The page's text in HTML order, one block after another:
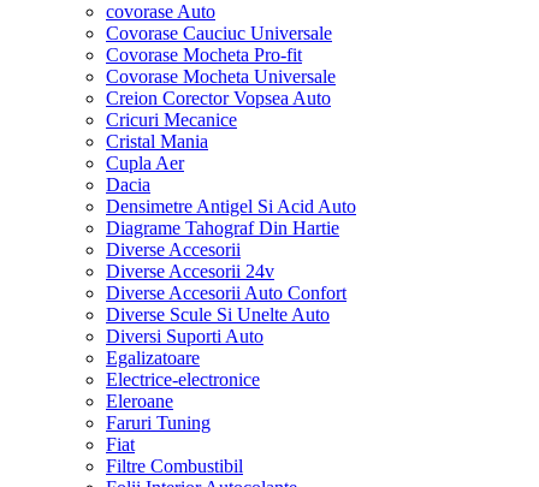
covorase Auto
Covorase Cauciuc Universale
Covorase Mocheta Pro-fit
Covorase Mocheta Universale
Creion Corector Vopsea Auto
Cricuri Mecanice
Cristal Mania
Cupla Aer
Dacia
Densimetre Antigel Si Acid Auto
Diagrame Tahograf Din Hartie
Diverse Accesorii
Diverse Accesorii 24v
Diverse Accesorii Auto Confort
Diverse Scule Si Unelte Auto
Diversi Suporti Auto
Egalizatoare
Electrice-electronice
Eleroane
Faruri Tuning
Fiat
Filtre Combustibil